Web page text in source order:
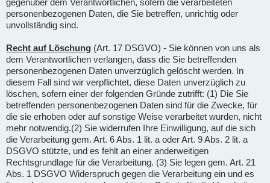
gegenüber dem Verantwortlichen, sofern die verarbeiteten
personenbezogenen Daten, die Sie betreffen, unrichtig oder
unvollständig sind.
Recht auf Löschung (Art. 17 DSGVO) - Sie können von uns als
dem Verantwortlichen verlangen, dass die Sie betreffenden
personenbezogenen Daten unverzüglich gelöscht werden. In
diesem Fall sind wir verpflichtet, diese Daten unverzüglich zu
löschen, sofern einer der folgenden Gründe zutrifft: (1) Die Sie
betreffenden personenbezogenen Daten sind für die Zwecke, für
die sie erhoben oder auf sonstige Weise verarbeitet wurden, nicht
mehr notwendig.(2) Sie widerrufen Ihre Einwilligung, auf die sich
die Verarbeitung gem. Art. 6 Abs. 1 lit. a oder Art. 9 Abs. 2 lit. a
DSGVO stützte, und es fehlt an einer anderweitigen
Rechtsgrundlage für die Verarbeitung. (3) Sie legen gem. Art. 21
Abs. 1 DSGVO Widerspruch gegen die Verarbeitung ein und es